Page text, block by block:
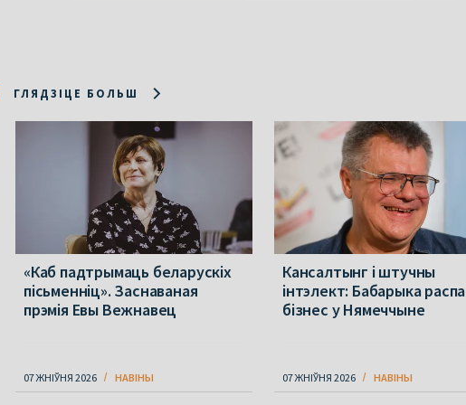
ГЛЯДЗІЦЕ БОЛЬШ
«Каб падтрымаць беларускіх
пісьменніц». Заснаваная
прэмія Евы Вежнавец
07 ЖНІЎНЯ 2026 НАВІНЫ
Кансалтынг і штучны
інтэлект: Бабарыка
бізнес у Нямеччыне
07 ЖНІЎНЯ 2026 НАВІНЫ